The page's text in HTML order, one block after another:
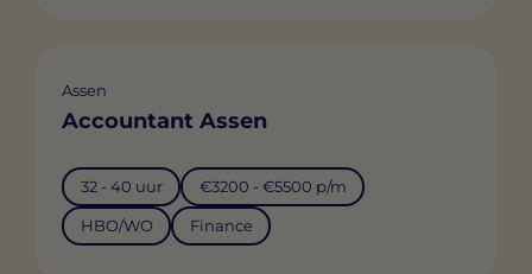
Assen
Accountant Assen
32 - 40 uur €3200 - €5500 p/m
HBO/WO Finance